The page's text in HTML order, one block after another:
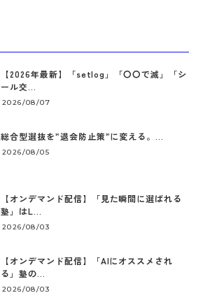
【2026年最新】「setlog」「〇〇で滅」「シ
ール交...
2026/08/07
総合型選抜を”退会防止策”に変える。...
2026/08/05
【オンデマンド配信】「見た瞬間に選ばれる
塾」はL...
2026/08/03
【オンデマンド配信】「AIにオススメされ
る」塾の...
2026/08/03